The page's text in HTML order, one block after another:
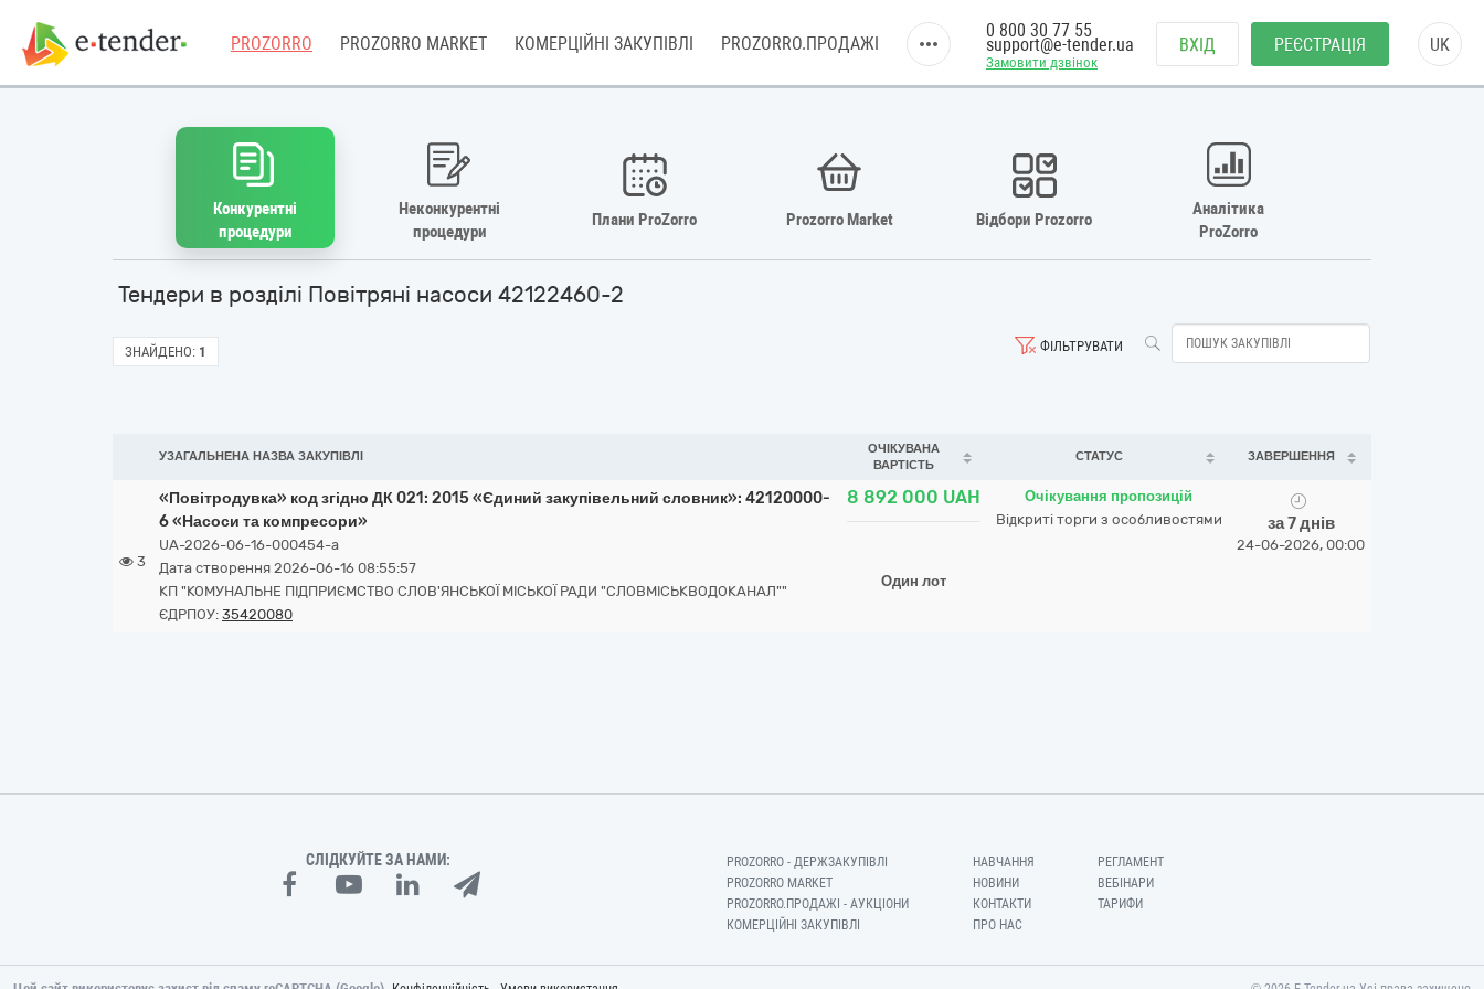
PROZORRO PROZORRO MARKET КОМЕРЦІЙНІ ЗАКУПІВЛІ PROZORRO.ПРОДАЖІ
Замовити дзвінок
0 800 30 77 55
support@e-tender.ua ВХІД РЕЄСТРАЦІЯ UK
Конкурентні
процедури
Неконкурентні
процедури
Плани ProZorro Prozorro Market Відбори Prozorro
Аналітика
ProZorro
Тендери в розділі Повітряні насоси 42122460-2
ФІЛЬТРУВАТИ
ЗНАЙДЕНО: 1
УЗАГАЛЬНЕНА НАЗВА ЗАКУПІВЛІ
ОЧІКУВАНА
ВАРТІСТЬ
СТАТУС ЗАВЕРШЕННЯ
3
«Повітродувка» код згідно ДК 021: 2015 «Єдиний закупівельний словник»: 42120000-
6 «Насоси та компресори»
UA-2026-06-16-000454-a
Дата створення 2026-06-16 08:55:57
КП "КОМУНАЛЬНЕ ПІДПРИЄМСТВО СЛОВ'ЯНСЬКОЇ МІСЬКОЇ РАДИ "СЛОВМІСЬКВОДОКАНАЛ""
ЄДРПОУ: 35420080
8 892 000 UAH
Один лот
Очікування пропозицій
Відкриті торги з особливостями
за 7 днів
24-06-2026, 00:00
СЛІДКУЙТЕ ЗА НАМИ:
PROZORRO - ДЕРЖЗАКУПІВЛІ
PROZORRO MARKET
PROZORRO.ПРОДАЖІ - АУКЦІОНИ
КОМЕРЦІЙНІ ЗАКУПІВЛІ
НАВЧАННЯ
НОВИНИ
КОНТАКТИ
ПРО НАС
РЕГЛАМЕНТ
ВЕБІНАРИ
ТАРИФИ